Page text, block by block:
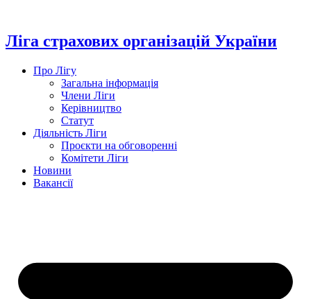
вмісту
Ліга страхових організацій України
Про Лігу
Загальна інформація
Члени Ліги
Керівництво
Статут
Діяльність Ліги
Проєкти на обговоренні
Комітети Ліги
Новини
Вакансії